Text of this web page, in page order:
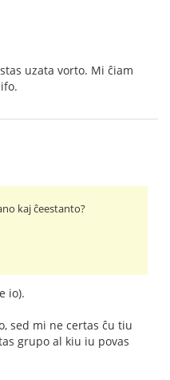
uzata vorto. Mi ĉiam
kaj ĉeestanto?
io).
sed mi ne certas ĉu tiu
grupo al kiu iu povas